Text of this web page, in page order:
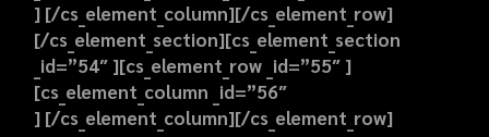
] [/cs_element_column][/cs_element_row]
[/cs_element_section][cs_element_section
_id=”54″ ][cs_element_row _id=”55″ ]
[cs_element_column _id=”56″
] [/cs_element_column][/cs_element_row]